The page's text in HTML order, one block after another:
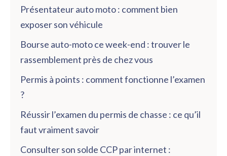
Présentateur auto moto : comment bien
exposer son véhicule
Bourse auto-moto ce week-end : trouver le
rassemblement près de chez vous
Permis à points : comment fonctionne l’examen
?
Réussir l’examen du permis de chasse : ce qu’il
faut vraiment savoir
Consulter son solde CCP par internet :